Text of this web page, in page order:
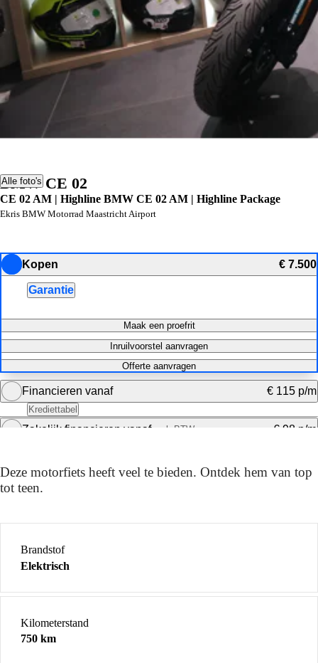
Alle foto's
BMW CE 02
CE 02 AM | Highline BMW CE 02 AM | Highline Package
Ekris BMW Motorrad Maastricht Airport
Kopen € 7.500
Garantie
Maak een proefrit
Inruilvoorstel aanvragen
Offerte aanvragen
Financieren vanaf € 115 p/m
Krediettabel
Zakelijk financieren vanafexcl. BTW € 98 p/m
Maandbedrag berekenen
Deze motorfiets heeft veel te bieden. Ontdek hem van top
tot teen.
Brandstof
Elektrisch
Kilometerstand
750 km